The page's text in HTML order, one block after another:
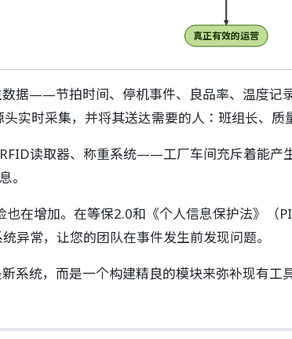
真正有效的运营
数据——节拍时间、停机事件、良品率、温度
实时采集，并将其送达需要的人：班组长、质
读取器、称重系统——工厂车间充斥着能产
。
在增加。在等保2.0和《个人信息保护法》（
异常，让您的团队在事件发生前发现问题。
系统，而是一个构建精良的模块来弥补现有